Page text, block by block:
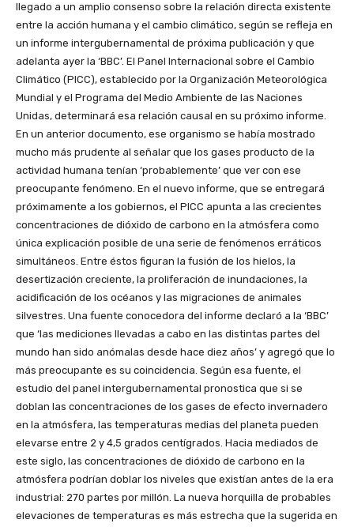
llegado a un amplio consenso sobre la relación directa existente
entre la acción humana y el cambio climático, según se refleja en
un informe intergubernamental de próxima publicación y que
adelanta ayer la ‘BBC’. El Panel Internacional sobre el Cambio
Climático (PICC), establecido por la Organización Meteorológica
Mundial y el Programa del Medio Ambiente de las Naciones
Unidas, determinará esa relación causal en su próximo informe.
En un anterior documento, ese organismo se había mostrado
mucho más prudente al señalar que los gases producto de la
actividad humana tenían ‘probablemente’ que ver con ese
preocupante fenómeno. En el nuevo informe, que se entregará
próximamente a los gobiernos, el PICC apunta a las crecientes
concentraciones de dióxido de carbono en la atmósfera como
única explicación posible de una serie de fenómenos erráticos
simultáneos. Entre éstos figuran la fusión de los hielos, la
desertización creciente, la proliferación de inundaciones, la
acidificación de los océanos y las migraciones de animales
silvestres. Una fuente conocedora del informe declaró a la ‘BBC’
que ‘las mediciones llevadas a cabo en las distintas partes del
mundo han sido anómalas desde hace diez años’ y agregó que lo
más preocupante es su coincidencia. Según esa fuente, el
estudio del panel intergubernamental pronostica que si se
doblan las concentraciones de los gases de efecto invernadero
en la atmósfera, las temperaturas medias del planeta pueden
elevarse entre 2 y 4,5 grados centígrados. Hacia mediados de
este siglo, las concentraciones de dióxido de carbono en la
atmósfera podrían doblar los niveles que existían antes de la era
industrial: 270 partes por millón. La nueva horquilla de probables
elevaciones de temperaturas es más estrecha que la sugerida en